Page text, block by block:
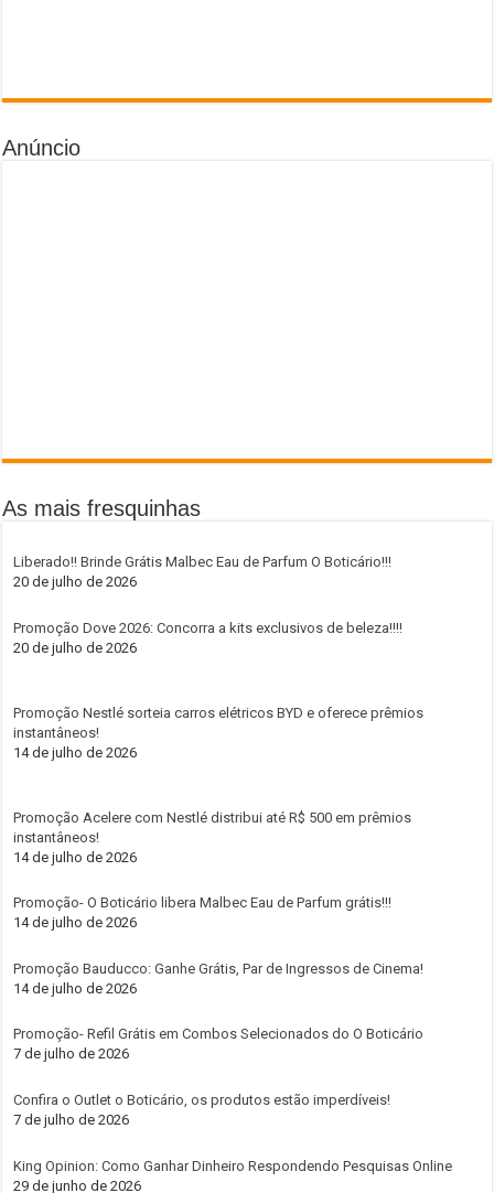
Anúncio
As mais fresquinhas
Liberado!! Brinde Grátis Malbec Eau de Parfum O Boticário!!!
20 de julho de 2026
Promoção Dove 2026: Concorra a kits exclusivos de beleza!!!!
20 de julho de 2026
Promoção Nestlé sorteia carros elétricos BYD e oferece prêmios
instantâneos!
14 de julho de 2026
Promoção Acelere com Nestlé distribui até R$ 500 em prêmios
instantâneos!
14 de julho de 2026
Promoção- O Boticário libera Malbec Eau de Parfum grátis!!!
14 de julho de 2026
Promoção Bauducco: Ganhe Grátis, Par de Ingressos de Cinema!
14 de julho de 2026
Promoção- Refil Grátis em Combos Selecionados do O Boticário
7 de julho de 2026
Confira o Outlet o Boticário, os produtos estão imperdíveis!
7 de julho de 2026
King Opinion: Como Ganhar Dinheiro Respondendo Pesquisas Online
29 de junho de 2026